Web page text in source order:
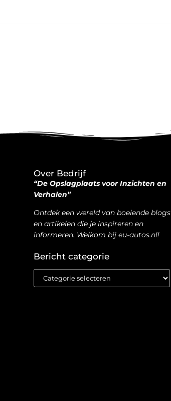
Over Bedrijf
“De Opslagplaats voor Inzichten en
Verhalen”
Ontdek een wereld van boeiende blogs
en artikelen die je inspireren en
informeren. Welkom bij eu-autos.nl!
Bericht categorie